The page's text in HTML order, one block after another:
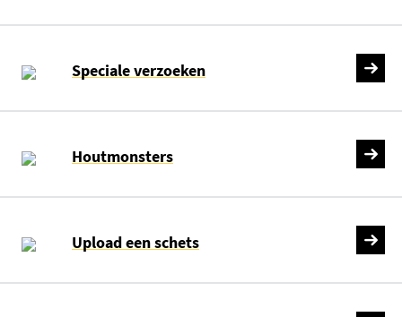
Speciale verzoeken
Houtmonsters
Upload een schets